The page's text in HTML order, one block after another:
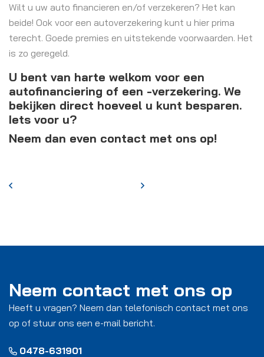
Wilt u uw auto financieren en/of verzekeren? Het kan
beide! Ook voor een autoverzekering kunt u hier prima
terecht. Goede premies en uitstekende voorwaarden. Het
is zo geregeld.
U bent van harte welkom voor een
autofinanciering of een -verzekering. We
bekijken direct hoeveel u kunt besparen.
Iets voor u?
Neem dan even contact met ons op!
Neem contact met ons op
Heeft u vragen? Neem dan telefonisch contact met ons
op of stuur ons een e-mail bericht.
0478-631901